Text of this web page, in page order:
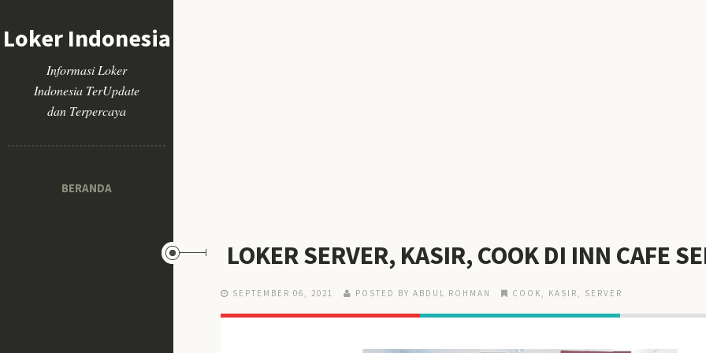
Loker Indonesia
Informasi Loker
Indonesia TerUpdate
dan Terpercaya
BERANDA
LOKER SERVER, KASIR, COOK DI INN CAFE
SEPTEMBER 06, 2021 POSTED BY ABDUL ROHMAN COOK , KASIR , SERVER